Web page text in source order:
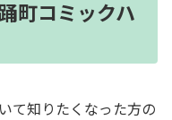
町コミックハ
て知りたくなった方の